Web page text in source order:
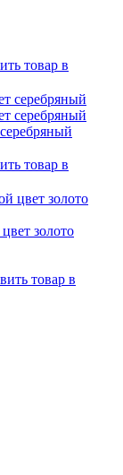
товар в
товар в
золото
товар в